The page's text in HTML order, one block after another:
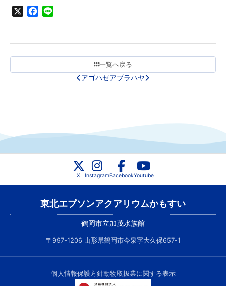
Facebook
アゴハゼ
一覧へ戻る
アブラハヤ
X InstagramFacebookYoutube
東北エプソンアクアリウムかもすい
鶴岡市立加茂水族館
〒997-1206 山形県鶴岡市今泉字大久保657-1
個人情報保護方針動物取扱業に関する表示